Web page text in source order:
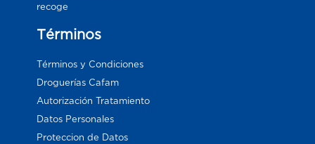
recoge
Términos
Términos y Condiciones
Droguerías Cafam
Autorización Tratamiento
Datos Personales
Proteccion de Datos